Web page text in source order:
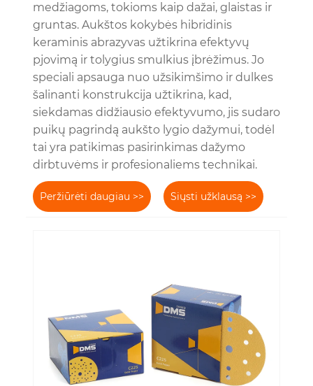
medžiagoms, tokioms kaip dažai, glaistas ir
gruntas. Aukštos kokybės hibridinis
keraminis abrazyvas užtikrina efektyvų
pjovimą ir tolygius smulkius įbrėžimus. Jo
speciali apsauga nuo užsikimšimo ir dulkes
šalinanti konstrukcija užtikrina, kad,
siekdamas didžiausio efektyvumo, jis sudaro
puikų pagrindą aukšto lygio dažymui, todėl
tai yra patikimas pasirinkimas dažymo
dirbtuvėms ir profesionaliems technikai.
Peržiūrėti daugiau >> Siųsti užklausą >>